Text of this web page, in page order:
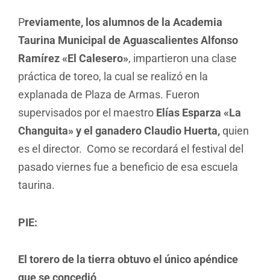
Previamente, los alumnos de la Academia
Taurina Municipal de Aguascalientes Alfonso
Ramírez «El Calesero», impartieron una clase
práctica de toreo, la cual se realizó en la
explanada de Plaza de Armas. Fueron
supervisados por el maestro Elías Esparza «La
Changuita» y el ganadero Claudio Huerta,quien
es el director. Como se recordará el festival del
pasado viernes fue a beneficio de esa escuela
taurina.
PIE:
El torero de la tierra obtuvo el único apéndice